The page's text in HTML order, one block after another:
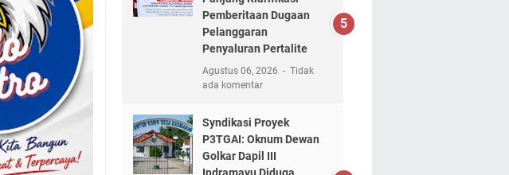
Pemberitaan Dugaan
Pelanggaran
Penyaluran Pertalite
Agustus 06, 2026
Tidak
ada komentar
Syndikasi Proyek
P3TGAI: Oknum Dewan
Golkar Dapil III